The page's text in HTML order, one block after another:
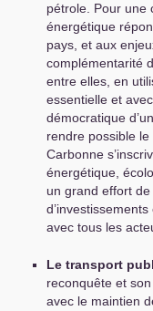
pétrole. Pour une
énergétique
pays, et aux
complémentarité
entre elles, en
essentielle et
démocratique
rendre possible
Carbonne
énergétique,
un grand effort de
avec tous les
Le transport
reconquête et
avec le maintien